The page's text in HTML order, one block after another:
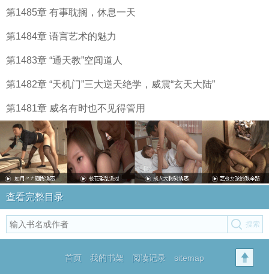
第1485章 有事耽搁，休息一天
第1484章 语言艺术的魅力
第1483章 “通天教”空闻道人
第1482章 “天机门”三大逆天绝学，威震“玄天大陆”
第1481章 威名有时也不见得管用
查看完整目录
首页 我的书架 阅读记录 sitemap